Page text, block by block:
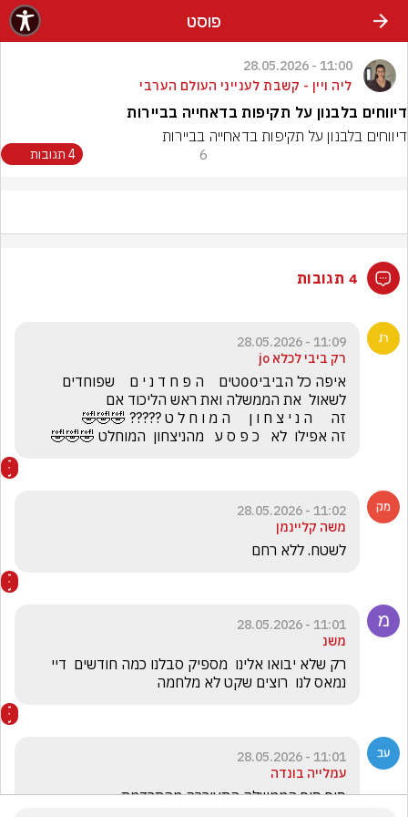
פוסט
11:00 - 28.05.2026
ליה ויין - קשבת לענייני העולם הערבי
דיווחים בלבנון על תקיפות בדאחייה בביירות
דיווחים בלבנון על תקיפות בדאחייה בביירות
6 4 תגובות
4 תגובות
11:09 - 28.05.2026
רק ביבי לכלא jo
זה אפילו  לא   כ פ ס ע   מהניצחון  המוחלט 🤣🤣🤣
11:02 - 28.05.2026
משה קליינמן
לשטח. ללא רחם
11:01 - 28.05.2026
משנ
נמאס לנו  רוצים שקט לא מלחמה
11:01 - 28.05.2026
עמלייה בונדה
סוף סוף הממשלה התעוררה מהתרדמת.